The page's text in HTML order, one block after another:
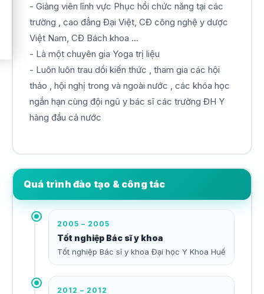
- Giảng viên lĩnh vực Phục hồi chức năng tại các
trường , cao đẳng Đại Việt, CĐ công nghệ y dược
Việt Nam, CĐ Bách khoa ...
- Là một chuyên gia Yoga trị liệu
- Luôn luôn trau dồi kiến thức , tham gia các hội
thảo , hội nghị trong và ngoài nước , các khóa học
ngắn hạn cùng đội ngũ y bác sĩ các trường ĐH Y
hàng đầu cả nước
Quá trình đào tạo & công tác
2005 – 2005
Tốt nghiệp Bác sĩ y khoa
Tốt nghiệp Bác sĩ y khoa Đại học Y Khoa Huế
2012 – 2012